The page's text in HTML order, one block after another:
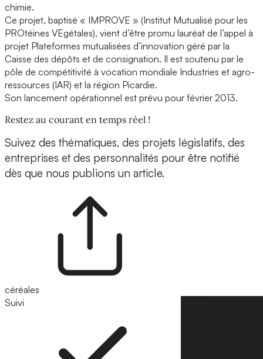
chimie.
Ce projet, baptisé « IMPROVE » (Institut Mutualisé pour les
PROtéines VEgétales), vient d’être promu lauréat de l’appel à
projet Plateformes mutualisées d’innovation géré par la
Caisse des dépôts et de consignation. Il est soutenu par le
pôle de compétitivité à vocation mondiale Industries et agro-
ressources (IAR) et la région Picardie.
Son lancement opérationnel est prévu pour février 2013.
Restez au courant en temps réel !
Suivez des thématiques, des projets législatifs, des
entreprises et des personnalités pour être notifié
dès que nous publions un article.
céréales
Suivi